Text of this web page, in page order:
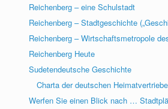
Reichenberg – eine Schulstadt
Reichenberg – Stadtgeschichte
Reichenberg – Wirtschaftsmetropole
Reichenberg Heute
Sudetendeutsche Geschichte
Charta der deutschen
Werfen Sie einen Blick nach …